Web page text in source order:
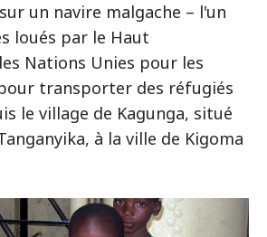
un navire malgache – l'un
loués par le Haut
Nations Unies pour les
transporter des réfugiés
le village de Kagunga, situé
à la ville de Kigoma